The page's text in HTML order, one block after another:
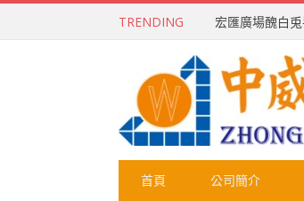
TRENDING 宏匯廣場醜白
首頁 公司簡介